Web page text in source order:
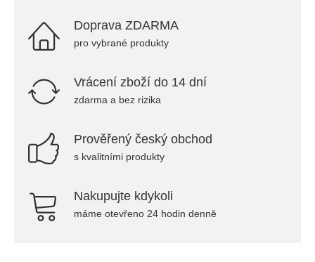
Doprava ZDARMA
pro vybrané produkty
Vrácení zboží do 14 dní
zdarma a bez rizika
Prověřený český obchod
s kvalitními produkty
Nakupujte kdykoli
máme otevřeno 24 hodin denně